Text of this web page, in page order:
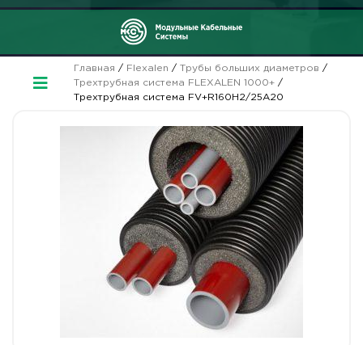
Главная / Flexalen / Трубы больших диаметров /
Трехтрубная система FLEXALEN 1000+/
Трехтрубная система FV+R160H2/25A20